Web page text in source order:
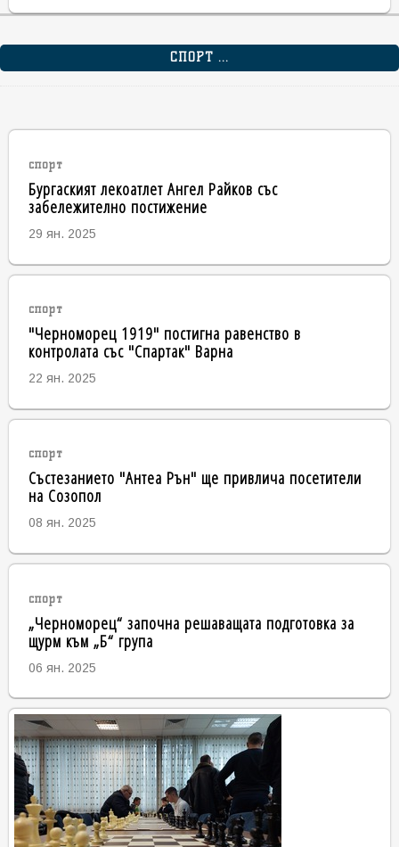
СПОРТ ...
спорт
Бургаският лекоатлет Ангел Райков със
забележително постижение
29 ян. 2025
спорт
"Черноморец 1919" постигна равенство в
контролата със "Спартак" Варна
22 ян. 2025
спорт
Състезанието "Антеа Рън" ще привлича посетители
на Созопол
08 ян. 2025
спорт
„Черноморец“ започна решаващата подготовка за
щурм към „Б“ група
06 ян. 2025